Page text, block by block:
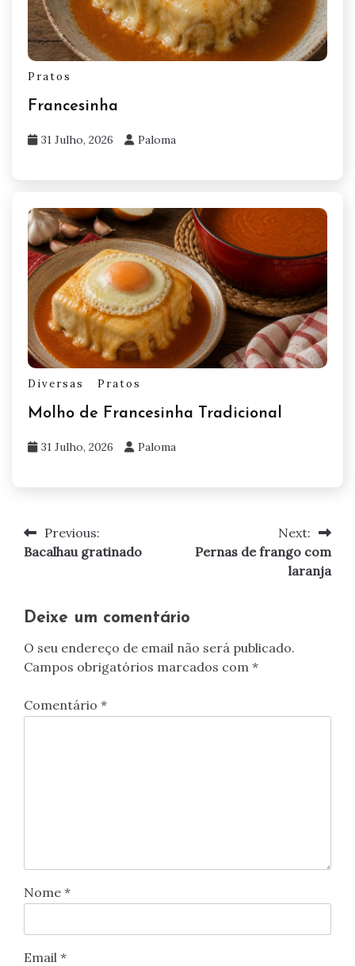
Pratos
Francesinha
31 Julho, 2026 Paloma
Diversas Pratos
Molho de Francesinha Tradicional
31 Julho, 2026 Paloma
Navegação
Previous:
Bacalhau gratinado
Next:
Pernas de frango com
laranja
Deixe um comentário
O seu endereço de email não será publicado.
Campos obrigatórios marcados com *
Comentário *
Nome *
Email *